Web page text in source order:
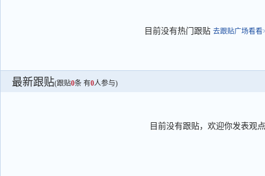
目前没有热门跟贴 去跟贴广场看看
最新跟贴(跟贴0条 有0人参与)
目前没有跟贴，欢迎你发表观点